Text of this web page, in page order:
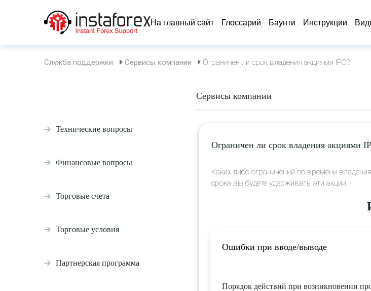
На главный сайт Глоссарий Баунти Инструкции
Служба поддержки Сервисы компании Ограничен ли срок владения акциями IPO?
Технические вопросы
Финансовые вопросы
Торговые счета
Торговые условия
Партнерская программа
Сервисы компании
Ограничен ли срок владения акциями
Каких-либо ограничений по времени
срока вы будете удерживать эти акции.
Ошибки при вводе/выводе
Порядок действий при возникновении